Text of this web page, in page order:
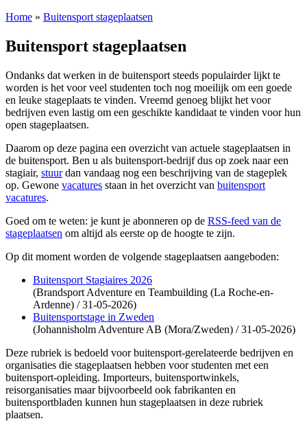
Home » Buitensport stageplaatsen
Buitensport stageplaatsen
Ondanks dat werken in de buitensport steeds populairder lijkt te
worden is het voor veel studenten toch nog moeilijk om een goede
en leuke stageplaats te vinden. Vreemd genoeg blijkt het voor
bedrijven even lastig om een geschikte kandidaat te vinden voor hun
open stageplaatsen.
Daarom op deze pagina een overzicht van actuele stageplaatsen in
de buitensport. Ben u als buitensport-bedrijf dus op zoek naar een
stagiair, stuurdan vandaag nog een beschrijving van de stageplek
op. Gewone vacatures staan in het overzicht van buitensport
vacatures.
Goed om te weten: je kunt je abonneren op de RSS-feed van de
stageplaatsen om altijd als eerste op de hoogte te zijn.
Op dit moment worden de volgende stageplaatsen aangeboden:
Buitensport Stagiaires 2026
(Brandsport Adventure en Teambuilding (La Roche-en-
Ardenne) / 31-05-2026)
Buitensportstage in Zweden
(Johannisholm Adventure AB (Mora/Zweden) / 31-05-2026)
Deze rubriek is bedoeld voor buitensport-gerelateerde bedrijven en
organisaties die stageplaatsen hebben voor studenten met een
buitensport-opleiding. Importeurs, buitensportwinkels,
reisorganisaties maar bijvoorbeeld ook fabrikanten en
buitensportbladen kunnen hun stageplaatsen in deze rubriek
plaatsen.